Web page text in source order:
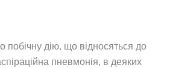
побічну дію, що відносяться до
пневмонія, в деяких